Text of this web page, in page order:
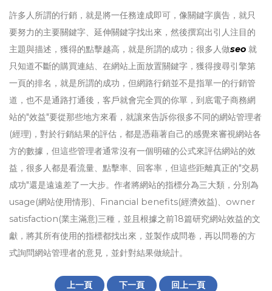
許多人所謂的行銷，就是將一任務達成即可，像關鍵字廣告，就只
要努力的主要關鍵字、延伸關鍵字找出來，然後撰寫出引人注目的
主題與描述，獲得的點擊越高，就是所謂的成功；很多人做seo 就
只知道不斷的購買連結、在網站上面放置關鍵字，獲得搜尋引擎第
一頁的排名，就是所謂的成功，但網路行銷並不是指單一的行銷管
道，也不是通路打通後，客戶就會完全買的你單，到底電子商務網
站的"效益"要從那些地方來看，就讓來告訴你很多不同的網站管理者
(經理)，對於行銷結果的評估，都是憑藉著自己的感覺來審視網站各
方的數據，但這些管理者通常沒有一個明確的公式來評估網站的效
益，很多人都是看流量、點擊率、回客率，但這些距離真正的"交易
成功"還是遠遠差了一大步。作者將網站的指標分為三大類，分別為
usage(網站使用情形)、Financial benefits(經濟效益)、owner
satisfaction(業主滿意)三種，並且根據之前18篇研究網站效益的文
獻，將其所有使用的指標都找出來，並製作成問卷，再以問卷的方
式詢問網站管理者的意見，並針對結果做統計。
上一頁 下一頁 回上一頁